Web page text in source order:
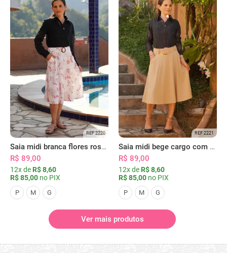
REF 2220
Saia midi branca flores rosas com bolsos
R$ 89,00
12x de R$ 8,60
R$ 85,00 no PIX
P M G
REF 2221
Saia midi bege cargo com bolsos
R$ 89,00
12x de R$ 8,60
R$ 85,00 no PIX
P M G
Ver mais produtos